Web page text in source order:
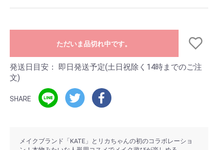
ただいま品切れ中です。
発送日目安：
即日発送予定(土日祝除く14時までのご注
文)
SHARE
メイクブランド「KATE」とリカちゃんの初のコラボレーショ